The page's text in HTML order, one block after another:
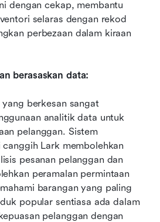
dengan cekap, membantu
selaras dengan rekod
perbezaan dalam kiraan
berasaskan data:
berkesan sangat
analitik data untuk
pelanggan. Sistem
Lark membolehkan
pesanan pelanggan dan
peramalan permintaan
barangan yang paling
popular sentiasa ada dalam
pelanggan dengan